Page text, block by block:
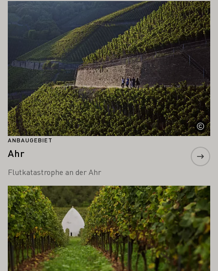
ANBAUGEBIET
Ahr
Flutkatastrophe an der Ahr
Mehr erfahren
Mehr erfahren